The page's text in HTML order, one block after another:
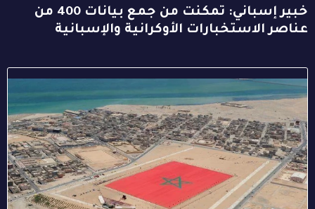
خبير إسباني: تمكنت من جمع بيانات 400 من
عناصر الاستخبارات الأوكرانية والإسبانية